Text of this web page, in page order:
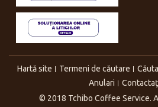
Hartă site Termeni de căutare
Anulari
© 2018 Tchibo Coffee Service.